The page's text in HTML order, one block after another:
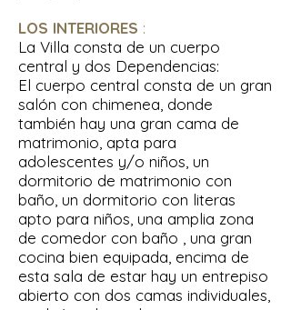
LOS INTERIORES :
La Villa consta de un cuerpo
central y dos Dependencias:
El cuerpo central consta de un gran
salón con chimenea, donde
también hay una gran cama de
matrimonio, apta para
adolescentes y/o niños, un
dormitorio de matrimonio con
baño, un dormitorio con literas
apto para niños, una amplia zona
de comedor con baño , una gran
cocina bien equipada, encima de
esta sala de estar hay un entrepiso
abierto con dos camas individuales,